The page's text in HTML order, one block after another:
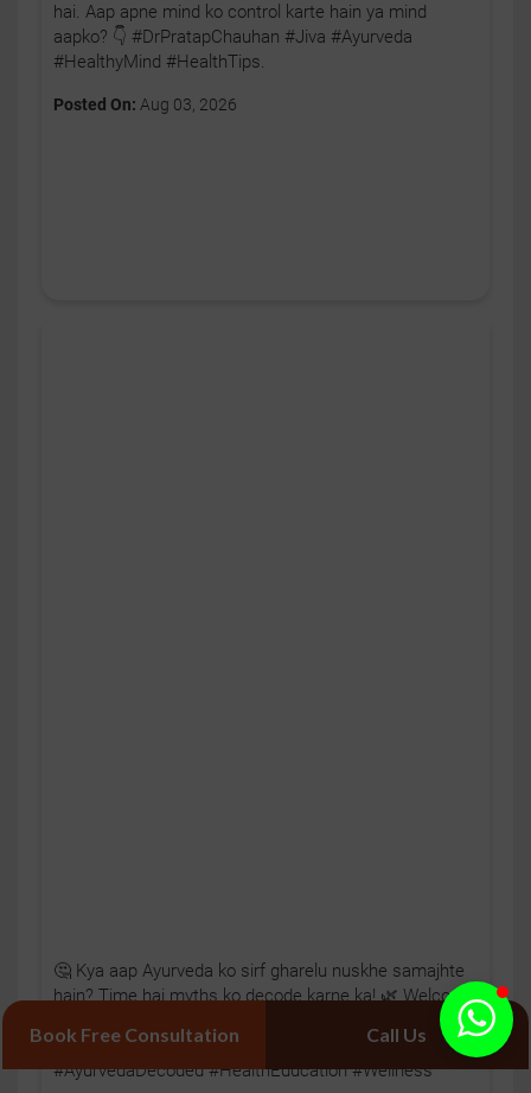
🤔 Kya aap Ayurveda ko sirf gharelu nuskhe samajhte
hain? Time hai myths ko decode karne ka! 🌿 Welcome
Chauhan. 💚 #DrPratapChauhan #Jiva
#AyurvedaDecoded #HealthEducation #Wellness
hai. Aap apne mind ko control karte hain ya mind
aapko? 👇 #DrPratapChauhan #Jiva #Ayurveda
#HealthyMind #HealthTips.
Posted On: Aug 03, 2026
Book Free Consultation Call Us